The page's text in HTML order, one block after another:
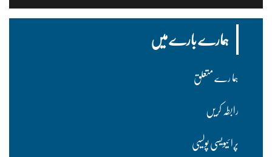
ہمارے بارے میں
ہما رے متعلق
رابطہ کریں
پرا ئیویسی پولسیی